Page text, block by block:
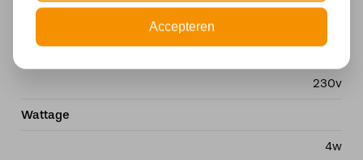
Voltage
230v
Wattage
4w
Accepteren